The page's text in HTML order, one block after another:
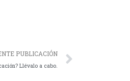
PUBLICACIÓN
Llévalo a cabo.